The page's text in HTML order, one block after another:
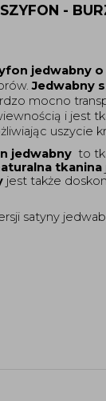
-
jedwabny
Jedwabny
mocno
i jest
jedwabny to
tkanina
jest także
satyny